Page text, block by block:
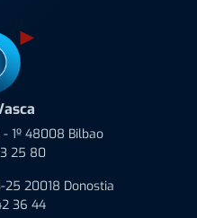
1º 48008 Bilbao
25 80
25 20018 Donostia
36 44